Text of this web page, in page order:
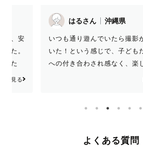
り、安
た。
した
と見る
はるさん 沖縄県
いつも通り遊んでいたら撮影
いた！という感じで、子ども
への付き合わされ感なく、楽
撮影を終えられたのがとても
もわたしたち家族らしい撮影
よくある質問